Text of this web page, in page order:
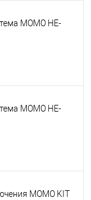
MOMO HE-
MOMO HE-
MOMO KIT